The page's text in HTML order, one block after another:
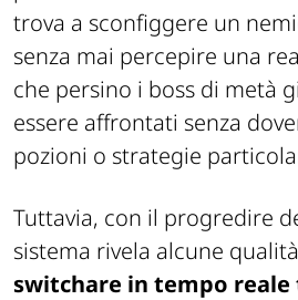
trova a sconfiggere un
senza mai percepire una
che persino i boss di metà
essere affrontati senza
pozioni o strategie
Tuttavia, con il progredire
sistema rivela alcune
switchare in tempo